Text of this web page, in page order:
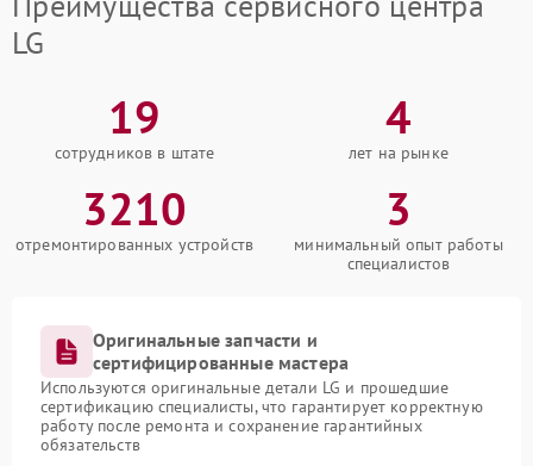
LG
19
сотрудников в штате
4
лет на рынке
3210
отремонтированных устройств
3
минимальный опыт работы
специалистов
Оригинальные запчасти и
сертифицированные мастера
Используются оригинальные детали LG и прошедшие
сертификацию специалисты, что гарантирует корректную
работу после ремонта и сохранение гарантийных
обязательств